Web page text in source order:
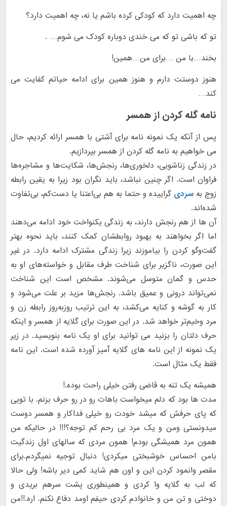
چه اهمیت دارد که کودکی کرده باشم یا نه، چه اهمیت دارد؟
تو که باشی تو که می خندی دوباره کودک می شوم… .
بخند…با من …برای من…همین!
هنوز دوستت دارم و هنوز همین برای ادامه حیاتم کفایت می
کند…
نامه گله کردن از همسر
پس از آنکه یک نمونه نامه برای آشتی با همسر ارائه کردیم، حال
می خواهیم به نامه گله کردن از همسر بپردازیم.
در زندگی زناشویی، دلخوری‌ها، رنجش‌ها، شکایت‌ها و مشاجره‌ها
فراوان است. اگر چنین نباشد، باید نگران بود زیرا به یقین رابطه
زوج‌ به سردی گراییده و حتما به هم بی‌اعتنا یا دست‌کم، بی‌تفاوت
شده‌اند.
آن ها از هم رنجش دارند، به زندگی یکنواخت خود ادامه می‌دهند
اما اگر بخواهند به بهبود روابطشان کمک کنند، باید نحوه بهتر
گفت‌وگو کردن را بیاموزند زیرا زندگی مشترک ادامه دارد. در غیر
این صورت، ناگزیر برای شناخت طرف مقابل و خواسته‌های او به
حدس و گمان متوسل می‌شوند. مشخص است این شناخت
نمی‌تواند درونی و عمیق باشد. رنجش‌ها مزید بر علت می‌شود و
کار به گوشه و کنایه می‌کشد، به این ترتیب روزبه‌روز رابطه زن و
مرد وخیم‌تر خواهد شد. در این صورت برای گلایه از همسر و اینکه
حرف دلتان را بزنید می توانید برای او یک نامه بنویسید. در زیر
یک نمونه از این نامه های گلایه آمیز آورده شده است. این نامه
فقط یک مثال است.
همیشه یک تنه به قاضی رفتن خیلی راحت بوده.!
مدت ها بود که دلم میخواست باهات رو در رو حرف بزنم. با تویی
که پای حرفش که میشد خودت رو خیلی فداکار و همسر دوست
میدونستی ومن و یک مرد بی رحم کم توجه؟!!! در حالیکه من
همون مرد همیشگی بودم! همون مردی که سالهای اول زندگیت
بامن احساس خوشبختی میکردی! دنبال توجیه نمیگردم.برای
مقصر وانمود کردن این و اون هم شاید کمی دیر باشه! ولی حالا
که لب به گلایه وا کردی و همینطوری پشت سرهم بریدی و
دوختی و تن من و خانوادم کردی حیفم اومد دفاع نکنم. اره.!!من